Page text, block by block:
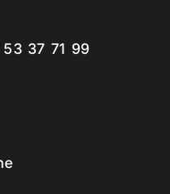
37 71 99